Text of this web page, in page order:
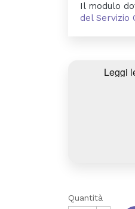
Il modulo
del Servizio
Quantità